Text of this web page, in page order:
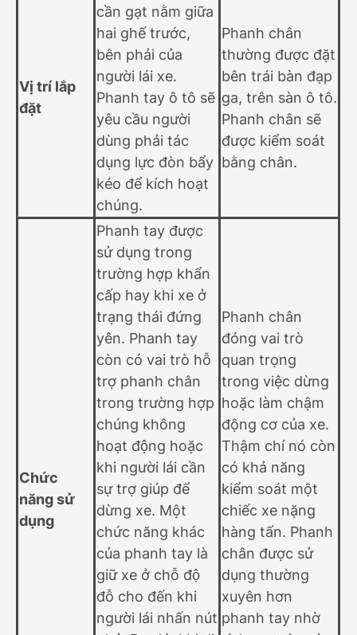
Vị trí lắp
đặt
cần gạt nằm giữa
hai ghế trước,
bên phải của
người lái xe.
Phanh tay ô tô sẽ
yêu cầu người
dùng phải tác
dụng lực đòn bẩy
kéo để kích hoạt
chúng.
Phanh chân
thường được đặt
bên trái bàn đạp
ga, trên sàn ô tô.
Phanh chân sẽ
được kiểm soát
bằng chân.
Chức
năng sử
dụng
Phanh tay được
sử dụng trong
trường hợp khẩn
cấp hay khi xe ở
trạng thái đứng
yên. Phanh tay
còn có vai trò hỗ
trợ phanh chân
trong trường hợp
chúng không
hoạt động hoặc
khi người lái cần
sự trợ giúp để
dừng xe. Một
chức năng khác
của phanh tay là
giữ xe ở chỗ độ
đỗ cho đến khi
người lái nhấn nút
Phanh chân
đóng vai trò
quan trọng
trong việc dừng
hoặc làm chậm
động cơ của xe.
Thậm chí nó còn
có khả năng
kiểm soát một
chiếc xe nặng
hàng tấn. Phanh
chân được sử
dụng thường
xuyên hơn
phanh tay nhờ